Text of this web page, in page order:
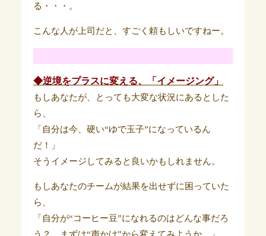
る・・・。
こんな人が上司だと、すごく頼もしいですねー。
◆逆境をプラスに変える、「イメージング」
もしあなたが、とっても大変な状況にあるとした
ら、
「自分は今、硬い“ゆで玉子”になっているん
だ！」
そうイメージしてみると良いかもしれません。
もしあなたのチームが結果を出せずに困っていた
ら、
「自分が“コーヒー豆”になれるのはどんな事だろ